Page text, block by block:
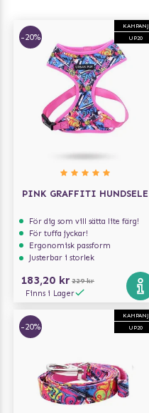
KAMPANJ
UP20
-20%
PINK GRAFFITI HUNDSELE
För dig som vill sätta lite färg!
För tuffa jyckar!
Ergonomisk passform
Justerbar i storlek
183,20 kr 229 kr
Finns i Lager
KAMPANJ
UP20
-20%